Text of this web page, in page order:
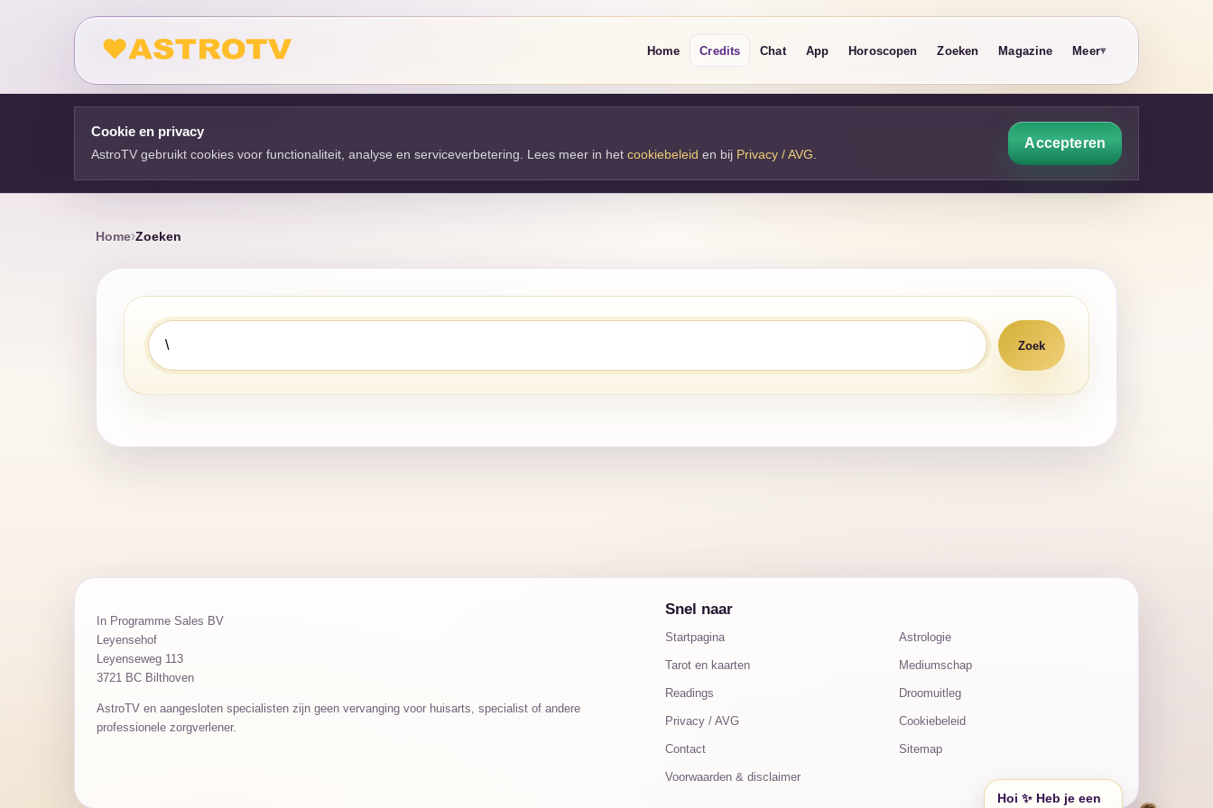
Home Credits Chat App Horoscopen Zoeken Magazine Meer
Cookie en privacy
AstroTV gebruikt cookies voor functionaliteit, analyse en serviceverbetering. Lees meer in het cookiebeleid en bij Privacy / AVG
Accepteren
Home Zoeken
In Programme Sales BV
Leyensehof
Leyenseweg 113
3721 BC Bilthoven
AstroTV en aangesloten specialisten zijn geen vervanging voor huisarts, specialist of andere
professionele zorgverlener.
Snel naar
Startpagina Astrologie
Tarot en kaarten Mediumschap
Readings Droomuitleg
Privacy / AVG Cookiebeleid
Contact Sitemap
Voorwaarden & disclaimer
Hoi ✨ Heb je een